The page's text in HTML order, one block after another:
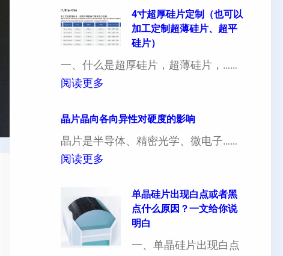
4寸超厚硅片定制（也可以
加工定制超薄硅片、超平
硅片）
一、什么是超厚硅片，超薄硅片，……
阅读更多
寸
超
定
制
（
晶片晶向各向异性对硬度的影响
晶片是半导体、精密光学、微电子……
阅读更多
晶
向
各
单晶硅片出现白点或者黑
点什么原因？一文给你说
明白
一、单晶硅片出现白点